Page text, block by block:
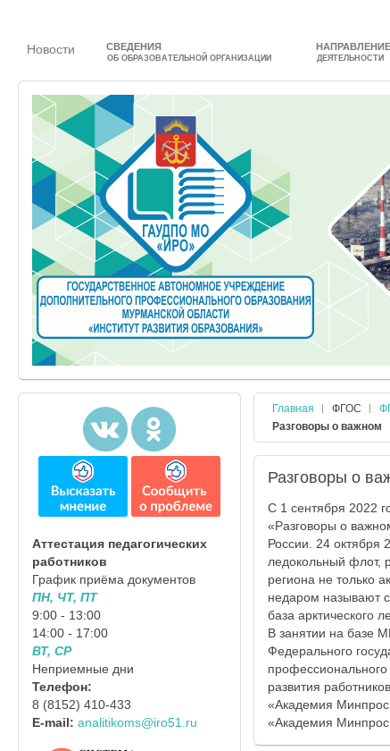
Новости СВЕДЕНИЯ
ОБ ОБРАЗОВАТЕЛЬНОЙ ОРГАНИЗАЦИИ
НАПРАВЛЕНИЕ
ДЕЯТЕЛЬНОСТИ
Главная ФГОС
Разговоры о важном
Разговоры о
С 1 сентября 2022
«Разговоры о
России. 24 октября
ледокольный флот,
региона не только
недаром называют
база арктического
В занятии на базе
Федерального
развития
«Академия
«Академия
Аттестация педагогических
работников
График приёма документов
ПН, ЧТ, ПТ
9:00 - 13:00
14:00 - 17:00
ВТ, СР
Неприемные дни
Телефон:
8 (8152) 410-433
E-mail: analitikoms@iro51.ru